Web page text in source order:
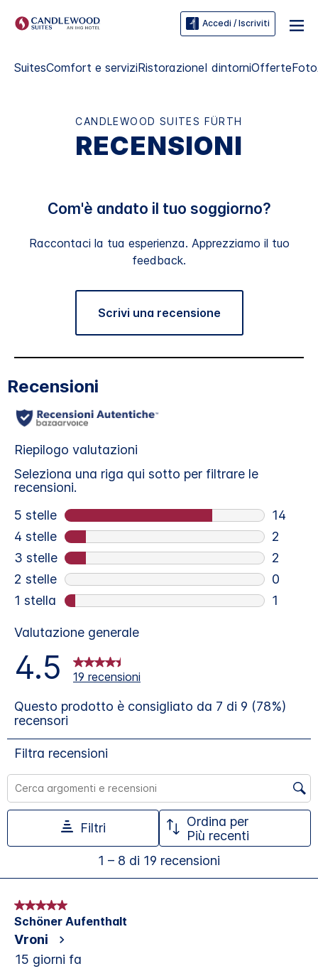
Accedi / Iscriviti
SuitesComfort e serviziRistorazioneI dintorniOfferteFoto
CANDLEWOOD SUITES FÜRTH
RECENSIONI
Com'è andato il tuo soggiorno?
Raccontaci la tua esperienza. Apprezziamo il tuo
feedback.
Scrivi una recensione